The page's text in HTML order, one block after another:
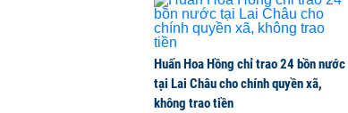
Huấn Hoa Hồng chỉ trao 24 bồn nước
tại Lai Châu cho chính quyền xã,
không trao tiền